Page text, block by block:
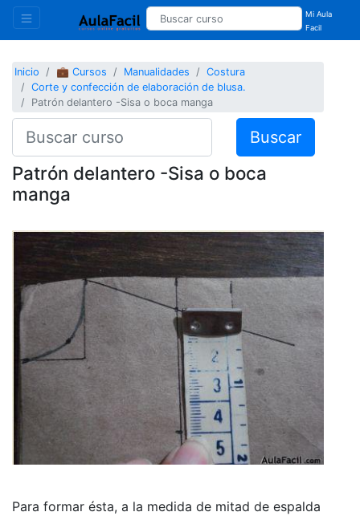
Mi Aula
Facil
Inicio 💼 Cursos Manualidades
Costura
Corte y confección de elaboración de blusa.
Patrón delantero -Sisa o boca manga
Buscar
Patrón delantero -Sisa o boca
manga
Para formar ésta, a la medida de mitad de espalda